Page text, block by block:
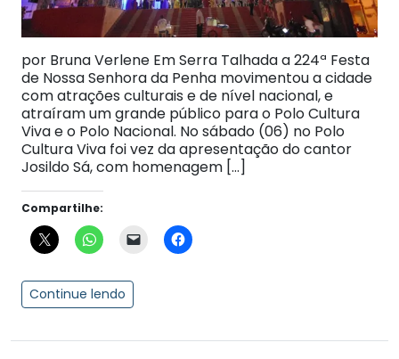
por Bruna Verlene Em Serra Talhada a 224ª Festa
de Nossa Senhora da Penha movimentou a cidade
com atrações culturais e de nível nacional, e
atraíram um grande público para o Polo Cultura
Viva e o Polo Nacional. No sábado (06) no Polo
Cultura Viva foi vez da apresentação do cantor
Josildo Sá, com homenagem […]
Compartilhe:
Continue lendo